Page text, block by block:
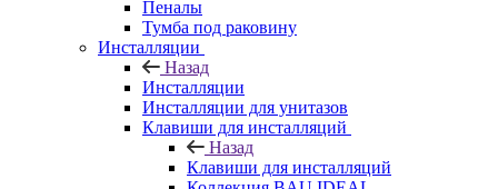
Пеналы
Тумба под раковину
Инсталляции
Назад
Инсталляции
Инсталляции для унитазов
Клавиши для инсталляций
Назад
Клавиши для инсталляций